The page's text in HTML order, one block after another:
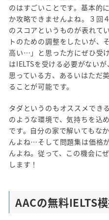
のはすごいことです。基本的
か攻略できませんよね。３回
のスコアというものが表れて
トのための調整をしたいが
高い…」と思った方にぜひ受
はIELTSを受ける必要がない
思っている方、あるいはただ
ることが可能です。
タダというのもオススメでき
のような環境で、気持ちを込
です。自分の家で解いてもな
んよね…そして問題集は価格
んよね。従って、この機会に
します！
AACの無料IELTS